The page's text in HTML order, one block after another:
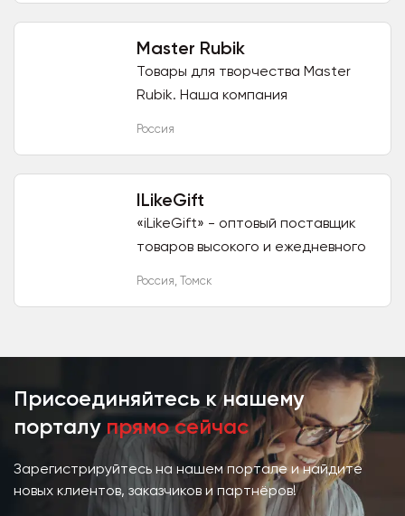
Master Rubik
Товары для творчества Master
Rubik. Наша компания
Россия
ILikeGift
«iLikeGift» - оптовый поставщик
товаров высокого и ежедневного
Россия, Томск
Присоединяйтесь к нашему
порталу прямо сейчас
Зарегистрируйтесь на нашем портале и найдите
новых клиентов, заказчиков и партнёров!